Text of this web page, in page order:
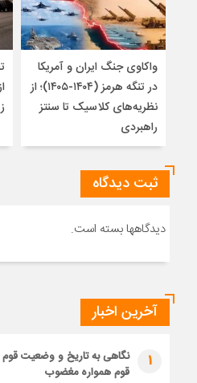
واکاوی جنگ ایران و آمریکا
در تنگه هرمز (۱۴۰۴-۱۴۰۵)؛ از
نظریه‌های کلاسیک تا سنتز
راهبردی
ثبت دیدگاه
دیدگاهها بسته است.
آخرین اخبار
1
نگاهی به تاریخ و وضعیت قوم
قوم همواره مغضوب